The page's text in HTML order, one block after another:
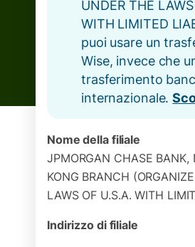
UNDER THE
WITH LIMITED
puoi usare un
Wise, invece che
trasferimento
internazionale.
Nome della filiale
JPMORGAN CHASE BANK,
KONG BRANCH
LAWS OF U.S.A. WITH
Indirizzo di filiale